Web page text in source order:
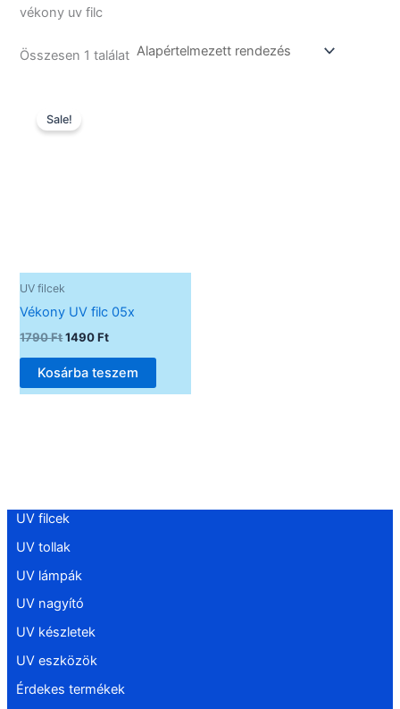
UV filcek
UV tollak
UV lámpák
UV nagyító
UV készletek
UV eszközök
Érdekes termékek
vékony uv filc
Összesen 1 találat
Sale!
UV filcek
Vékony UV filc 05x
1790Ft
price
was:
1490Ft
Kosárba teszem